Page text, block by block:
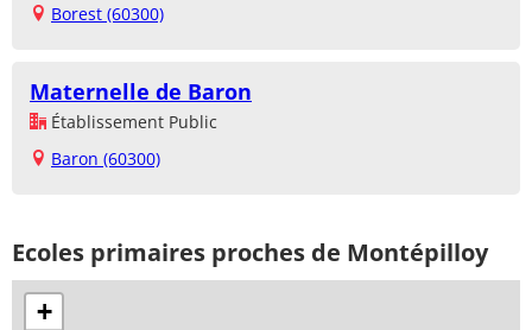
Borest (60300)
Maternelle de Baron
Établissement Public
Baron (60300)
Ecoles primaires proches de Montépilloy
+